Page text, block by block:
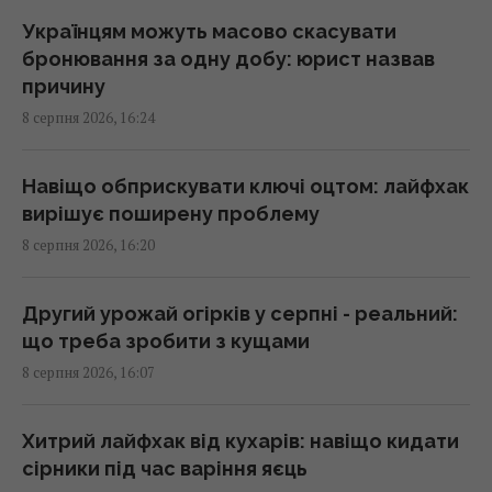
для цього потрібно
16:03 субота, 08 серпня 2026
Навіщо Вучич запросив Зеленського в
Сербії
15:57 субота, 08 серпня 2026
акторки опублікував фото та зробив заяву
15:45 субота, 08 серпня 2026
Китаю: ЗМІ розкрили деталі
15:31 субота, 08 серпня 2026
Українцям можуть масово скасувати
бронювання за одну добу: юрист назвав
причину
8 серпня 2026, 16:24
Навіщо обприскувати ключі оцтом: лайфхак
вирішує поширену проблему
8 серпня 2026, 16:20
Другий урожай огірків у серпні - реальний:
що треба зробити з кущами
8 серпня 2026, 16:07
Хитрий лайфхак від кухарів: навіщо кидати
сірники під час варіння яєць